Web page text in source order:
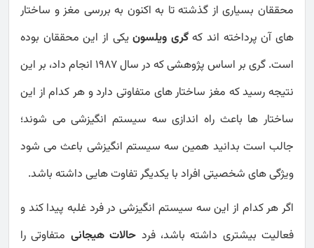
محققان بسیاری از گذشته تا به اکنون به بررسی مغز و ساختار
های آن پرداخته اند کهگری ویلسونیکی از این محققان بوده
است. گری بر اساس پژوهشی که در سال 1987 انجام داد، بر این
نتیجه رسید که مغز ساختار های متفاوتی دارد و هر کدام از این
ساختار ها باعث راه اندازی سه سیستم انگیزشی می شوند؛
جالب است بدانید همین سه سیستم انگیزشی باعث می شود
ویژگی های شخصیتی افراد با یکدیگر تفاوت هایی داشته باشد.
اگر هر کدام از این سه سیستم انگیزشی در فرد غلبه پیدا کند و
فعالیت بیشتری داشته باشد، فرد حالات هیجانی متفاوتی را